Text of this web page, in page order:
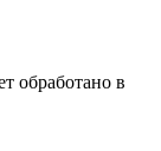
обработано в